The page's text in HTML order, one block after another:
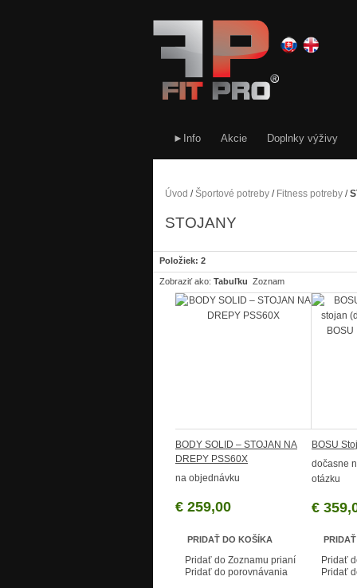
►Info Akcie Doplnky výživy
Úvod /Športové potreby / Fitness potreby /
STOJANY
Položiek: 2
Zobraziť ako: Tabuľku Zoznam
BODY SOLID – STOJAN NA
DREPY PSS60X
na objednávku
€ 259,00
PRIDAŤ DO KOŠÍKA
Pridať do Zoznamu prianí
Pridať do porovnávania
BOSU
dočasne
otázku
€
Pridať
Pridať